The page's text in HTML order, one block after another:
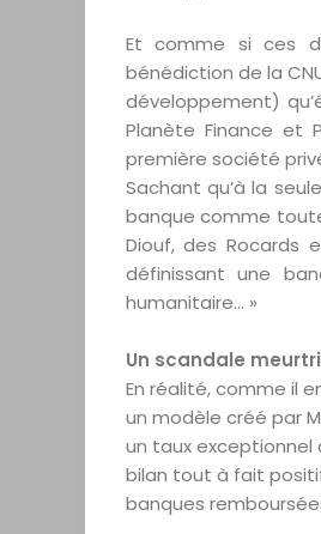
Et comme si ces
bénédiction de la
développement)
Planète Finance et
première société
Sachant qu’à la
banque comme
Diouf, des Rocards
définissant une
humanitaire… »
Un scandale
En réalité, comme il
un modèle créé par
un taux exceptionnel
bilan tout à fait
banques